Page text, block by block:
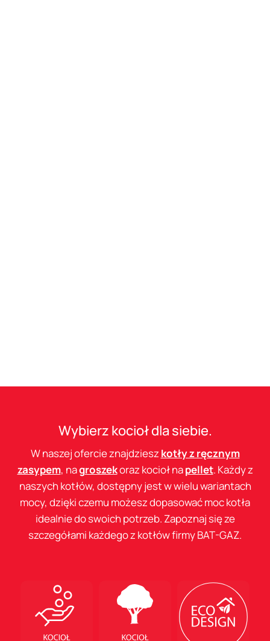
Wybierz kocioł dla siebie.
W naszej ofercie znajdzieszkotły z ręcznym
zasypem, nagroszekoraz kocioł napellet. Każdy z
naszych kotłów, dostępny jest w wielu wariantach
mocy, dzięki czemu możesz dopasować moc kotła
idealnie do swoich potrzeb. Zapoznaj się ze
szczegółami każdego z kotłów firmy BAT-GAZ.